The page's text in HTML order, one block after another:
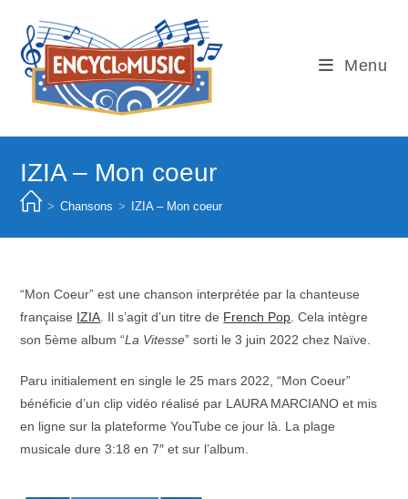
content
Menu
IZIA – Mon coeur
> Chansons > IZIA – Mon coeur
“Mon Coeur” est une chanson interprétée par la chanteuse
française IZIA . Il s’agit d’un titre de French Pop . Cela intègre
son 5ème album “La Vitesse” sorti le 3 juin 2022 chez Naïve.
Paru initialement en single le 25 mars 2022, “Mon Coeur”
bénéficie d’un clip vidéo réalisé par LAURA MARCIANO et mis
en ligne sur la plateforme YouTube ce jour là. La plage
musicale dure 3:18 en 7″ et sur l’album.